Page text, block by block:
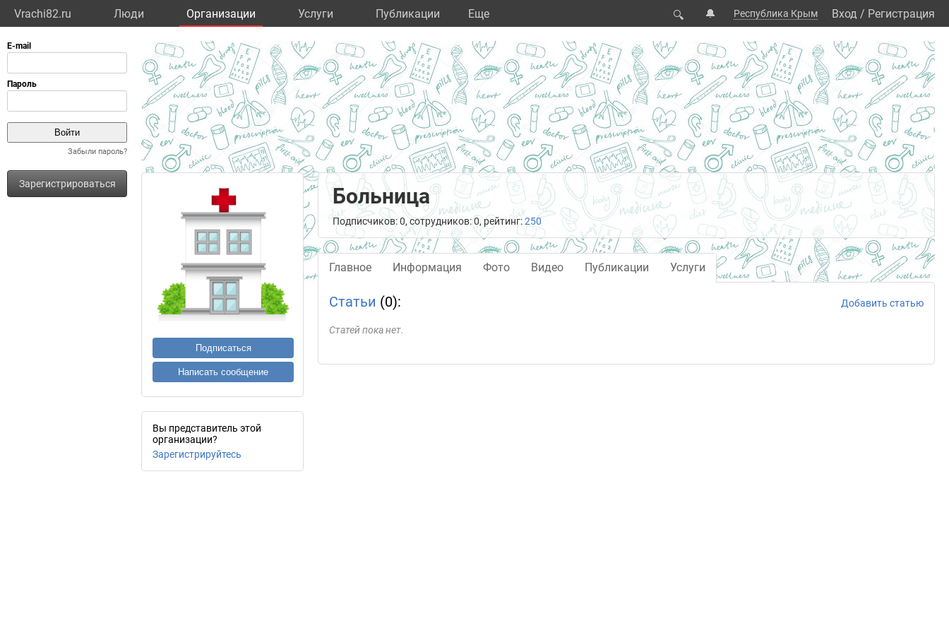
Vrachi82.ru Люди Организации Услуги Публикации Eще 🔍 🔔 Республика Крым Вход / Регистрация
Забыли пароль?
Зарегистрироваться
Подписаться
Написать сообщение
Вы представитель этой
организации?
Зарегистрируйтесь
Больница
Подписчиков: 0, сотрудников: 0, рейтинг:250
Главное Информация Фото Видео Публикации Услуги
Статьи (0): Добавить статью
Статей пока нет.